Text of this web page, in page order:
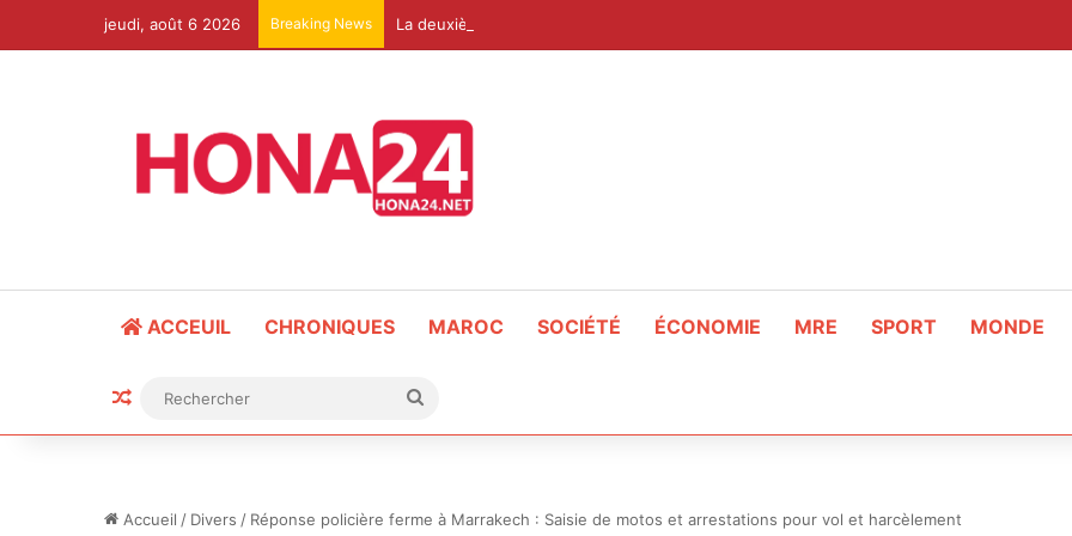
jeudi, août 6 2026 Breaking News
ACCEUIL CHRONIQUES MAROC SOCIÉTÉ ÉCONOMIE MRE SPORT MONDE
Article Aléatoire
Accueil / Divers / Réponse policière ferme à Marrakech : Saisie de motos et arrestations pour vol et harcèlement